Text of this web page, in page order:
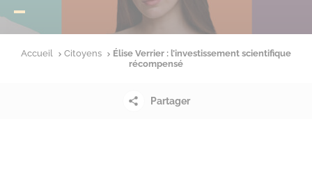
Accueil Citoyens
Élise Verrier : l’investissement scientifique
récompensé
Partager